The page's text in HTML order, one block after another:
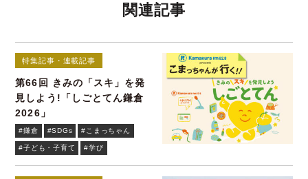
関連記事
特集記事・連載記事
第66回 きみの「スキ」を発
見しよう!「しごとてん鎌倉
2026」
#鎌倉 #SDGs #こまっちゃん
#子ども・子育て #学び